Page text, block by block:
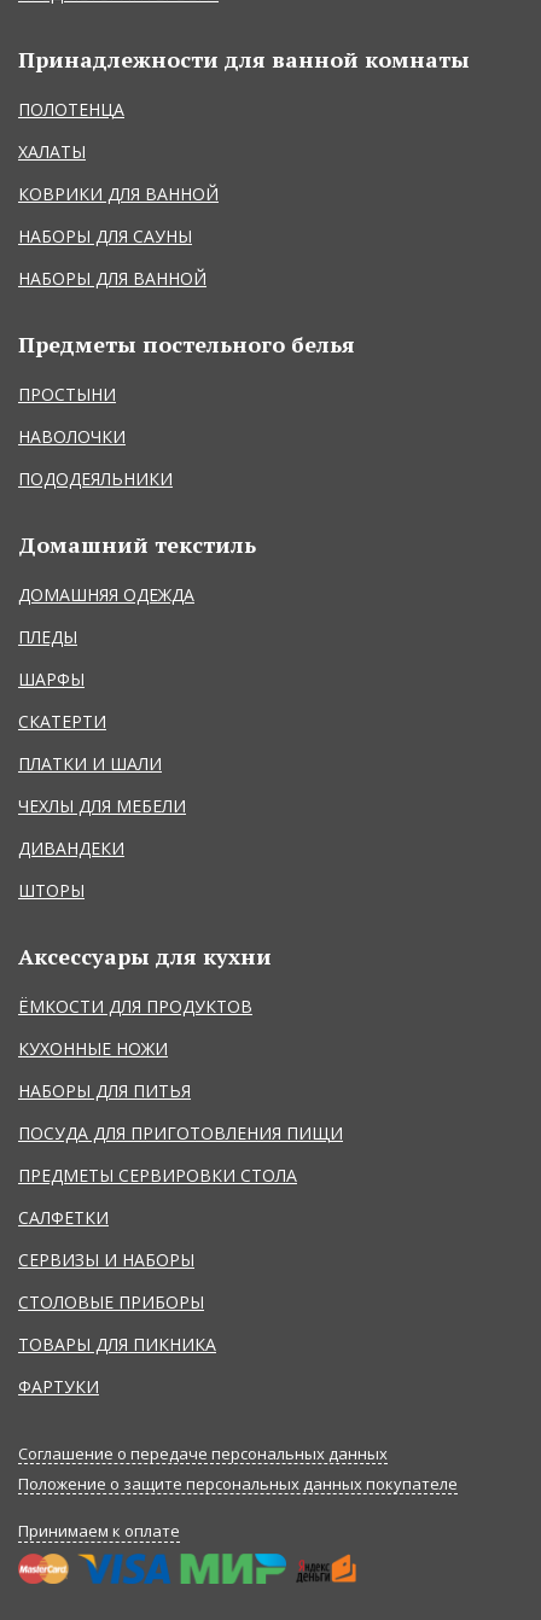
Принадлежности для ванной комнаты
ПОЛОТЕНЦА
ХАЛАТЫ
КОВРИКИ ДЛЯ ВАННОЙ
НАБОРЫ ДЛЯ САУНЫ
НАБОРЫ ДЛЯ ВАННОЙ
Предметы постельного белья
ПРОСТЫНИ
НАВОЛОЧКИ
ПОДОДЕЯЛЬНИКИ
Домашний текстиль
ДОМАШНЯЯ ОДЕЖДА
ПЛЕДЫ
ШАРФЫ
СКАТЕРТИ
ПЛАТКИ И ШАЛИ
ЧЕХЛЫ ДЛЯ МЕБЕЛИ
ДИВАНДЕКИ
ШТОРЫ
Аксессуары для кухни
ЁМКОСТИ ДЛЯ ПРОДУКТОВ
КУХОННЫЕ НОЖИ
НАБОРЫ ДЛЯ ПИТЬЯ
ПОСУДА ДЛЯ ПРИГОТОВЛЕНИЯ ПИЩИ
ПРЕДМЕТЫ СЕРВИРОВКИ СТОЛА
САЛФЕТКИ
СЕРВИЗЫ И НАБОРЫ
СТОЛОВЫЕ ПРИБОРЫ
ТОВАРЫ ДЛЯ ПИКНИКА
ФАРТУКИ
Соглашение о передаче персональных данных
Положение о защите персональных данных покупателе
Принимаем к оплате